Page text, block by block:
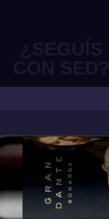
¿SEGUÍS
CON SED?